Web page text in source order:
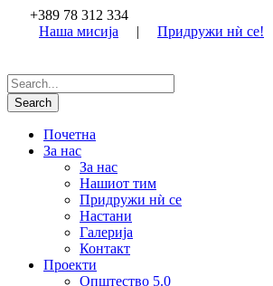
+389 78 312 334
Наша мисија
| Придружи нѝ се!
Почетна
За нас
За нас
Нашиот тим
Придружи нѝ се
Настани
Галерија
Контакт
Проекти
Општество 5.0